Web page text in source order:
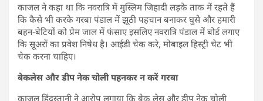
काजल ने कहा था कि नवरात्रि में मुस्लिम जिहादी लड़के ताक में रहते हैं
कि कैसे भी करके गरबा पंडाल में झूठी पहचान बनाकर घुसे और हमारी
बहन-बेटियों को प्रेम जाल में फंसाए इसलिए नवरात्रि पंडाल में बोर्ड लगाए
कि सूअरों का प्रवेश निषेध है। आईडी चेक करे, मोबाइल हिस्ट्री चेट भी
चेक करना चाहिए।
बेकलेस और डीप नेक चोली पहनकर न करें गरबा
काजल हिंदुस्तानी ने आरोप लगाया कि बेक लेस और डीप नेक चोली